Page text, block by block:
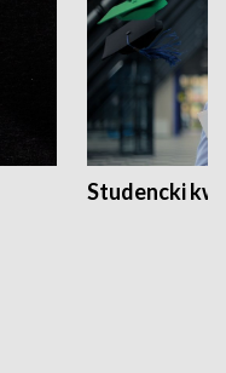
Studencki